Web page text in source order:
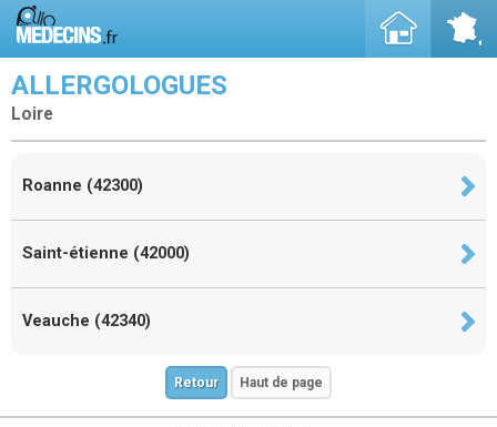
ALLERGOLOGUES
Loire
Roanne (42300)
Saint-étienne (42000)
Veauche (42340)
Retour Haut de page